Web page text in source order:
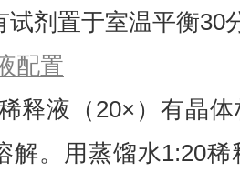
试剂置于室温平衡30
配置
释液（20×）有晶
解。用蒸馏水1:20